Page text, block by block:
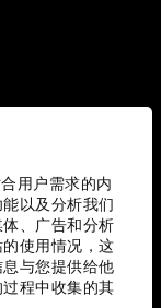
用户需求的内
以及分析我们
、广告和分析
使用情况，这
与您提供给他
程中收集的其